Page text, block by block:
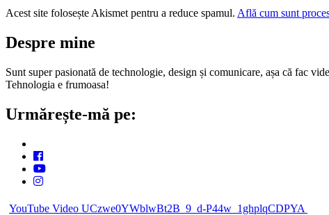
Acest site folosește Akismet pentru a reduce spamul. Află cum sunt
Despre mine
Sunt super pasionată de technologie, design și comunicare, așa că fac
Tehnologia e frumoasa!
Urmărește-mă pe:
YouTube Video UCzwe0YWblwBt2B_9_d-P44w_1ghplqCDPYA